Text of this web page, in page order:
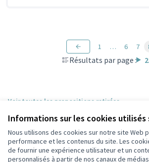
Informations sur les cookies utilisés
Nous utilisons des cookies sur notre site Web
performance et les contenus du site. Les
de fournir une expérience utilisateur et un
personnalisés à partir de nos canaux de
Résultats par page :
1 … 6 7
Voir toutes les propositions retirées
Conditions d'utilisation
Paramètres des cookies
Participez Villeurbanne sur X
Participez Villeurbanne sur Facebook
Participez Villeurbanne sur Instagram
Participez Villeurbanne sur